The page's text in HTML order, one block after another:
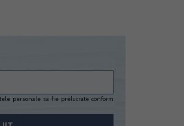
personale sa fie prelucrate conform